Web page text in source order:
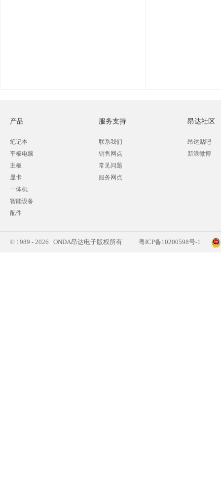
产品
笔记本
平板电脑
主板
显卡
一体机
智能设备
配件
服务支持
联系我们
销售网点
常见问题
服务网点
昂达社区
昂达贴吧
新浪微博
© 1989 - 2026 ONDA昂达电子版权所有 粤ICP备10200598号-1